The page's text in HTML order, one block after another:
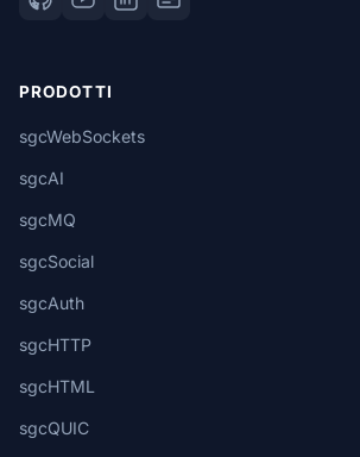
PRODOTTI
sgcWebSockets
sgcAI
sgcMQ
sgcSocial
sgcAuth
sgcHTTP
sgcHTML
sgcQUIC